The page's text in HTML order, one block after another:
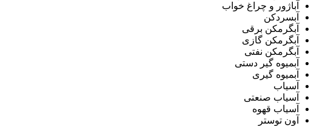
آباژور و چراغ خواب
آبسردکن
آبگرمکن برقی
آبگرمکن گازی
آبگرمکن نفتی
آبمیوه گیر دستی
آبمیوه گیری
آسیاب
آسیاب صنعتی
آسیاب قهوه
آون توستر